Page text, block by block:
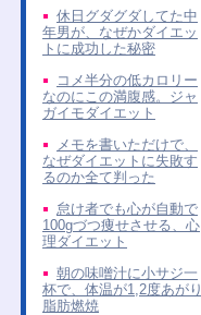
休日グダグダしてた中
年男が、なぜかダイエッ
トに成功した秘密
コメ半分の低カロリー
なのにこの満腹感。ジャ
ガイモダイエット
メモを書いただけで、
なぜダイエットに失敗す
るのか全て判った
怠け者でも心が自動で
100gづつ痩せさせる、心
理ダイエット
朝の味噌汁に小サジ一
杯で、体温が1,2度あがり
脂肪燃焼